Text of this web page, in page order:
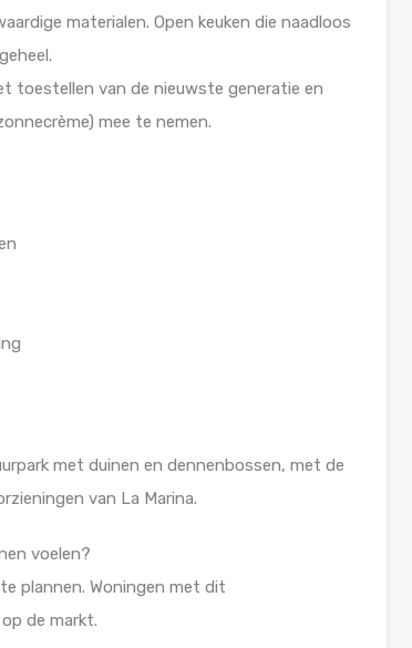
materialen. Open keuken die naadloos
toestellen van de nieuwste generatie en
mee te nemen.
met duinen en dennenbossen, met de
van La Marina.
voelen?
plannen. Woningen met dit
de markt.